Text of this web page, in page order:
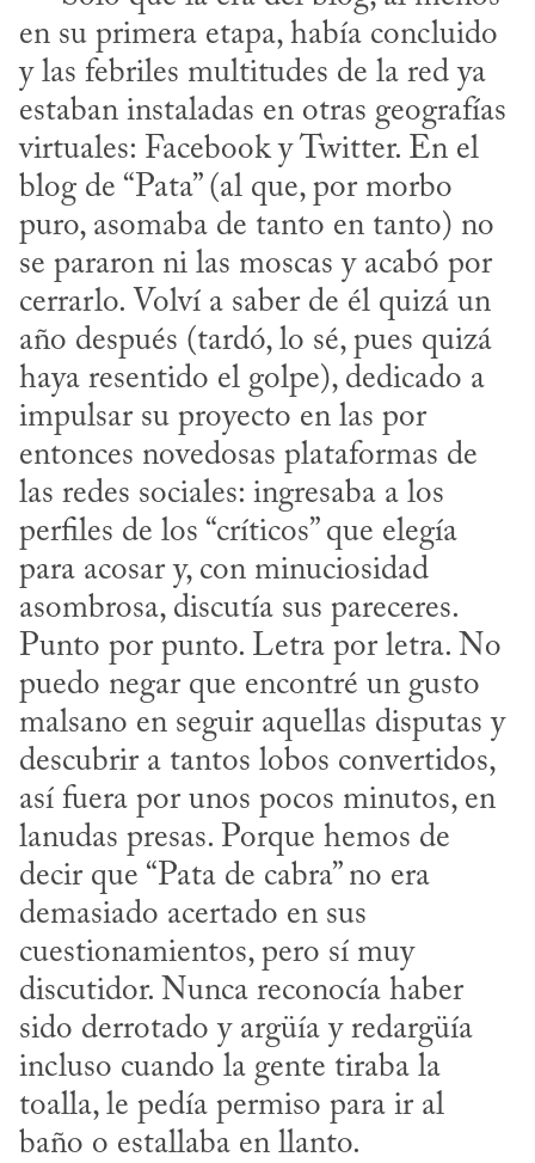
en su primera etapa, había concluido
y las febriles multitudes de la red ya
estaban instaladas en otras geografías
virtuales: Facebook y Twitter. En el
blog de “Pata” (al que, por morbo
puro, asomaba de tanto en tanto) no
se pararon ni las moscas y acabó por
cerrarlo. Volví a saber de él quizá un
año después (tardó, lo sé, pues quizá
haya resentido el golpe), dedicado a
impulsar su proyecto en las por
entonces novedosas plataformas de
las redes sociales: ingresaba a los
perfiles de los “críticos” que elegía
para acosar y, con minuciosidad
asombrosa, discutía sus pareceres.
Punto por punto. Letra por letra. No
puedo negar que encontré un gusto
malsano en seguir aquellas disputas y
descubrir a tantos lobos convertidos,
así fuera por unos pocos minutos, en
lanudas presas. Porque hemos de
decir que “Pata de cabra” no era
demasiado acertado en sus
cuestionamientos, pero sí muy
discutidor. Nunca reconocía haber
sido derrotado y argüía y redargüía
incluso cuando la gente tiraba la
toalla, le pedía permiso para ir al
baño o estallaba en llanto.